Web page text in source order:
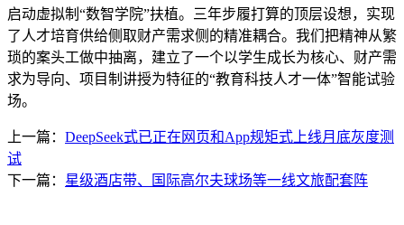
启动虚拟制“数智学院”扶植。三年步履打算的顶层设想，实现
了人才培育供给侧取财产需求侧的精准耦合。我们把精神从繁
琐的案头工做中抽离，建立了一个以学生成长为核心、财产需
求为导向、项目制讲授为特征的“教育科技人才一体”智能试验
场。
上一篇： DeepSeek式已正在网页和App规矩式上线月底灰度测
试
下一篇： 星级酒店带、国际高尔夫球场等一线文旅配套阵